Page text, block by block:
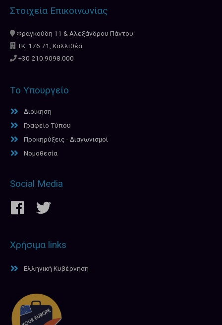
Στοιχεία Επικοινωνίας
Φραγκούδη 11 & Αλεξάνδρου Πάντου
ΤΚ: 176 71, Καλλιθέα
+30 210.9098.000
Το Υπουργείο
Διοίκηση
Γραφείο Τύπου
Προκηρύξεις - Διαγωνισμοί
Νομοθεσία
Social Media
Χρήσιμα links
Ελληνική Κυβέρνηση